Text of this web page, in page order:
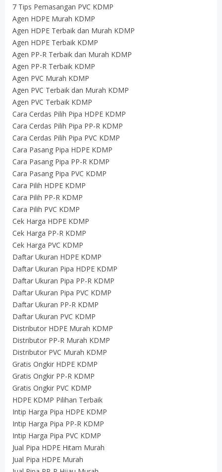
7 Tips Pemasangan PVC KDMP
Agen HDPE Murah KDMP
Agen HDPE Terbaik dan Murah KDMP
Agen HDPE Terbaik KDMP
Agen PP-R Terbaik dan Murah KDMP
Agen PP-R Terbaik KDMP
Agen PVC Murah KDMP
Agen PVC Terbaik dan Murah KDMP
Agen PVC Terbaik KDMP
Cara Cerdas Pilih Pipa HDPE KDMP
Cara Cerdas Pilih Pipa PP-R KDMP
Cara Cerdas Pilih Pipa PVC KDMP
Cara Pasang Pipa HDPE KDMP
Cara Pasang Pipa PP-R KDMP
Cara Pasang Pipa PVC KDMP
Cara Pilih HDPE KDMP
Cara Pilih PP-R KDMP
Cara Pilih PVC KDMP
Cek Harga HDPE KDMP
Cek Harga PP-R KDMP
Cek Harga PVC KDMP
Daftar Ukuran HDPE KDMP
Daftar Ukuran Pipa HDPE KDMP
Daftar Ukuran Pipa PP-R KDMP
Daftar Ukuran Pipa PVC KDMP
Daftar Ukuran PP-R KDMP
Daftar Ukuran PVC KDMP
Distributor HDPE Murah KDMP
Distributor PP-R Murah KDMP
Distributor PVC Murah KDMP
Gratis Ongkir HDPE KDMP
Gratis Ongkir PP-R KDMP
Gratis Ongkir PVC KDMP
HDPE KDMP Pilihan Terbaik
Intip Harga Pipa HDPE KDMP
Intip Harga Pipa PP-R KDMP
Intip Harga Pipa PVC KDMP
Jual Pipa HDPE Hitam Murah
Jual Pipa HDPE Murah